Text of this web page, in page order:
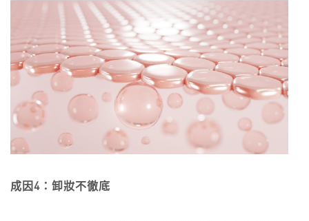
成因4：卸妝不徹底